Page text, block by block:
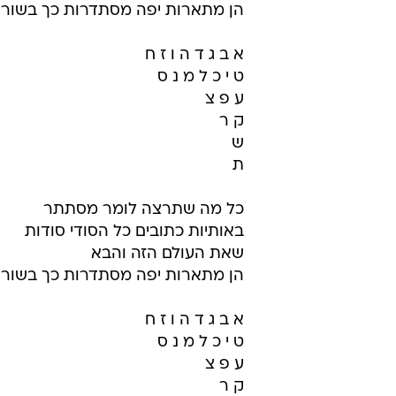
הן מתארות יפה מסתדרות כך
א ב ג ד ה ו ז ח
ט י כ ל מ נ ס
ע פ צ
ק ר
ש
ת
כל מה שתרצה לומר מסתתר
באותיות כתובים כל הסודי סודות
שאת העולם הזה והבא
הן מתארות יפה מסתדרות כך
א ב ג ד ה ו ז ח
ט י כ ל מ נ ס
ע פ צ
ק ר